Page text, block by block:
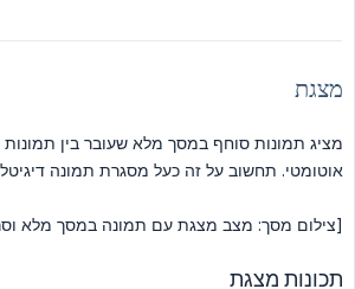
מצגת
מציג תמונות סוחף במסך מלא שעובר בין תמונות
אוטומטי. תחשוב על זה כעל מסגרת תמונה
[צילום מסך: מצב מצגת עם תמונה במסך מלא
תכונות מצגת